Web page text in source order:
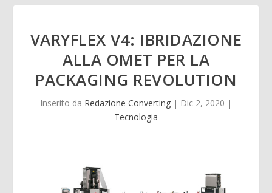
VARYFLEX V4: IBRIDAZIONE
ALLA OMET PER LA
PACKAGING REVOLUTION
Inserito da Redazione Converting | Dic 2, 2020 |
Tecnologia